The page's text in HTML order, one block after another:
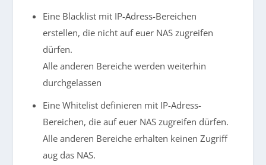
Eine Blacklist mit IP-Adress-Bereichen
erstellen, die nicht auf euer NAS zugreifen
dürfen.
Alle anderen Bereiche werden weiterhin
durchgelassen
Eine Whitelist definieren mit IP-Adress-
Bereichen, die auf euer NAS zugreifen dürfen.
Alle anderen Bereiche erhalten keinen Zugriff
aug das NAS.